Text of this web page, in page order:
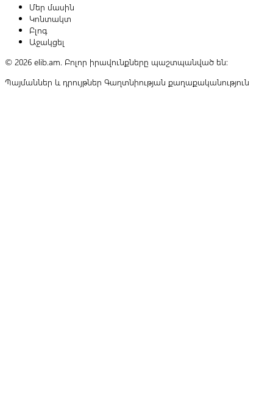
Մեր մասին
Կոնտակտ
Բլոգ
Աջակցել
© 2026 elib.am. Բոլոր իրավունքները պաշտպանված են:
Պայմաններ և դրույթներ Գաղտնիության քաղաքականություն